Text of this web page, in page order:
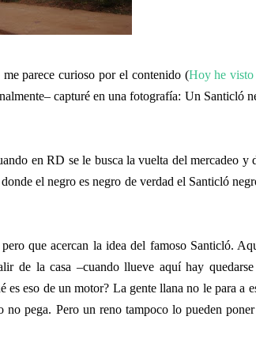
parece curioso por el contenido (Hoy he
capturé en una fotografía: Un Santicló
en RD se le busca la vuelta del mercadeo y
el negro es negro de verdad el Santicló
que acercan la idea del famoso Santicló.
de la casa –cuando llueve aquí hay
es eso de un motor? La gente llana no le para a
no pega. Pero un reno tampoco lo pueden